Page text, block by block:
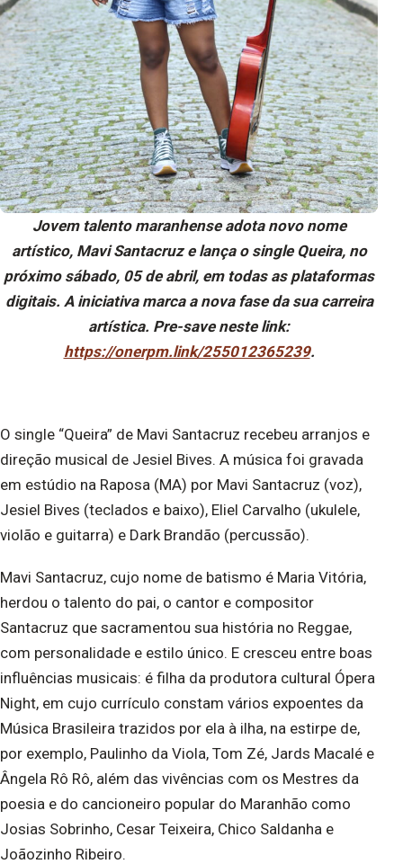
Jovem talento maranhense adota novo nome
artístico, Mavi Santacruz e lança o single Queira, no
próximo sábado, 05 de abril, em todas as plataformas
digitais. A iniciativa marca a nova fase da sua carreira
artística. Pre-save neste link:
https://onerpm.link/255012365239.
O single “Queira” de Mavi Santacruz recebeu arranjos e
direção musical de Jesiel Bives. A música foi gravada
em estúdio na Raposa (MA) por Mavi Santacruz (voz),
Jesiel Bives (teclados e baixo), Eliel Carvalho (ukulele,
violão e guitarra) e Dark Brandão (percussão).
Mavi Santacruz, cujo nome de batismo é Maria Vitória,
herdou o talento do pai, o cantor e compositor
Santacruz que sacramentou sua história no Reggae,
com personalidade e estilo único. E cresceu entre boas
influências musicais: é filha da produtora cultural Ópera
Night, em cujo currículo constam vários expoentes da
Música Brasileira trazidos por ela à ilha, na estirpe de,
por exemplo, Paulinho da Viola, Tom Zé, Jards Macalé e
Ângela Rô Rô, além das vivências com os Mestres da
poesia e do cancioneiro popular do Maranhão como
Josias Sobrinho, Cesar Teixeira, Chico Saldanha e
Joãozinho Ribeiro.